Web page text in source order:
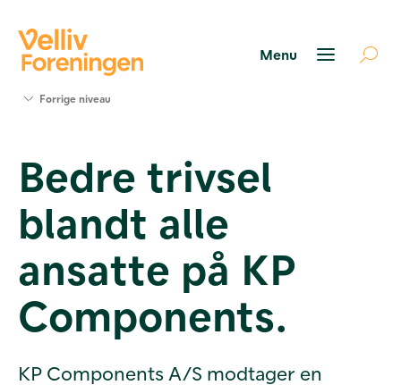
Værktøjer
og viden
Om Velliv
Foreningen
os
Forrige niveau
Bedre trivsel
blandt alle
ansatte på KP
Components.
KP Components A/S modtager en